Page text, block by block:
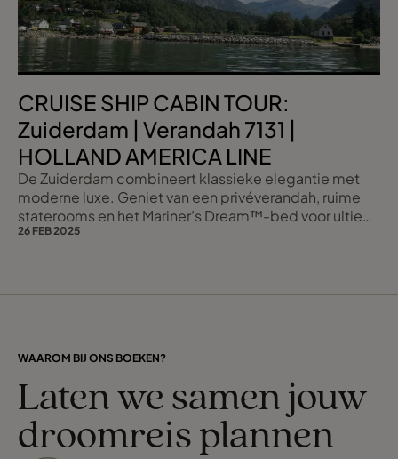
CRUISE SHIP CABIN TOUR:
Zuiderdam | Verandah 7131 |
HOLLAND AMERICA LINE
De Zuiderdam combineert klassieke elegantie met
moderne luxe. Geniet van een privéverandah, ruime
staterooms en het Mariner’s Dream™-bed voor ultiem
comfort.
26 FEB 2025
WAAROM BIJ ONS BOEKEN?
Laten we samen jouw
droomreis plannen